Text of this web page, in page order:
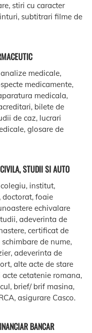
stiri cu caracter
subtitrari filme de
medicale,
medicamente,
medicala,
bilete de
de caz, lucrari
glosare de
STUDII SI AUTO
institut,
doctorat, foaie
echivalare
adeverinta de
certificat de
de nume,
adeverinta de
alte acte de stare
cetatenie romana,
brief/ brif masina,
asigurare Casco.
BANCAR